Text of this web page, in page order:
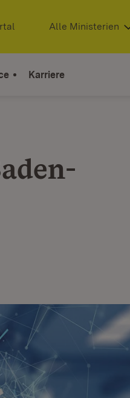
(Öffnet in neuem Fenster)
Alle Ministerien
Karriere